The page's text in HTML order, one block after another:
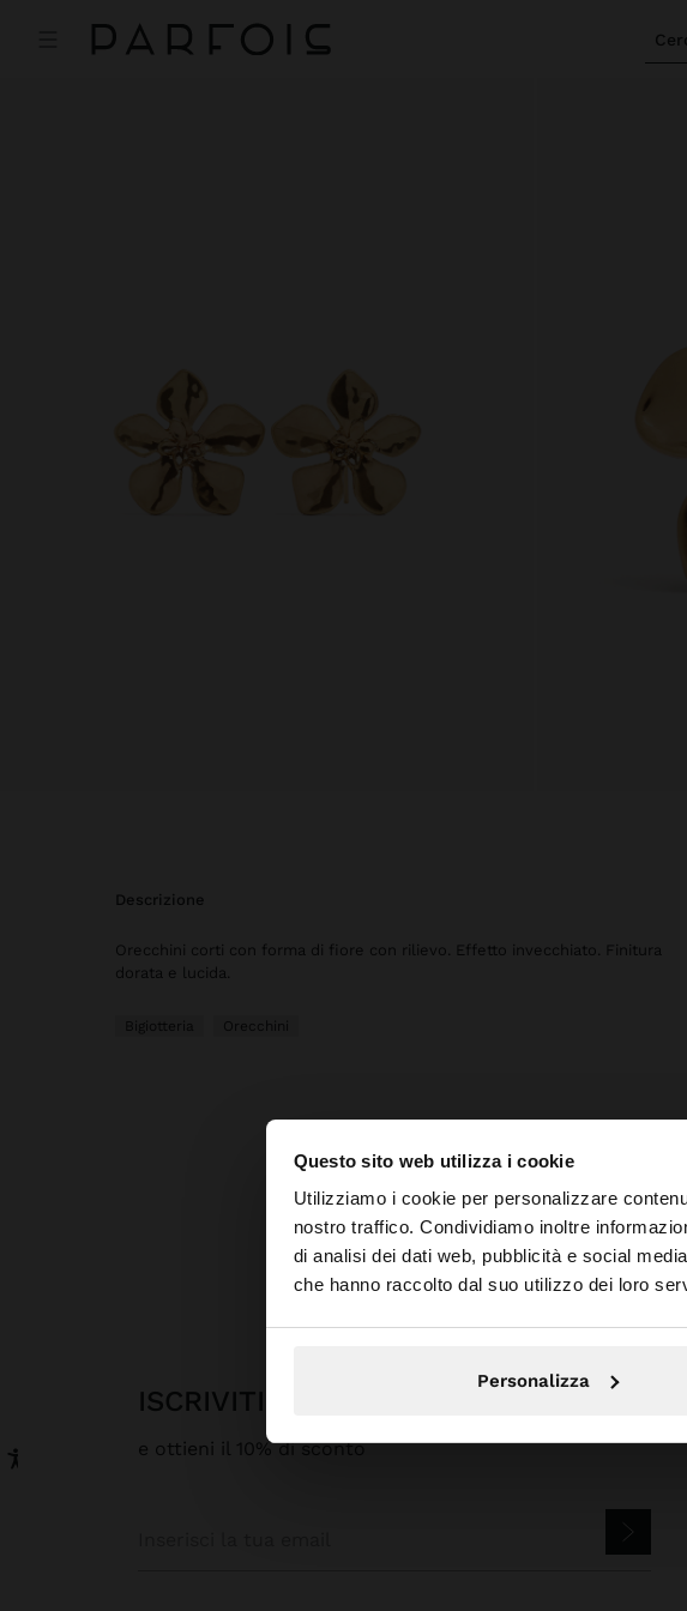
Questo sito web utilizza i cookie
Utilizziamo i cookie per personalizzare
nostro traffico. Condividiamo inoltre
di analisi dei dati web, pubblicità e social
che hanno raccolto dal suo utilizzo dei loro
Personalizza
Ciao
Stai accedendo al sito da Italia.
descrizione
Orecchini corti con forma di fiore con rilievo. Effetto invecchiato. Finitura
dorata e lucida.
Bigiotteria Orecchini
Parfois
ISCRIVITI ALLA NOSTRA NEWSLETTER
e ottieni il 10% di sconto